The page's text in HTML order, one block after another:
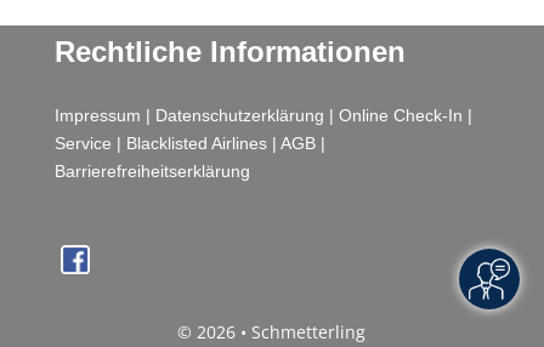
Rechtliche Informationen
Impressum | Datenschutzerklärung | Online Check-In |
Service | Blacklisted Airlines| AGB|
Barrierefreiheitserklärung
© 2026 • Schmetterling